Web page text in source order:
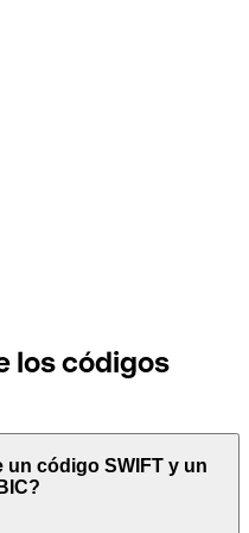
los códigos
un código SWIFT y un